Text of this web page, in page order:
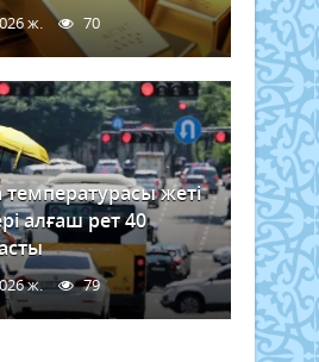
ж. 70
температурасы жеті
алғаш рет 40
ж. 79